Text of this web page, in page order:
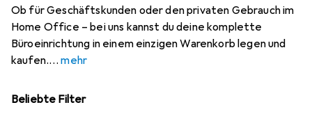
Ob für Geschäftskunden oder den privaten Gebrauch im
Home Office – bei uns kannst du deine komplette
Büroeinrichtung in einem einzigen Warenkorb legen und
kaufen.
mehr
Beliebte Filter